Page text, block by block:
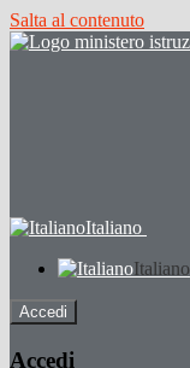
Salta al contenuto
Italiano
Italiano
Accedi
Accedi